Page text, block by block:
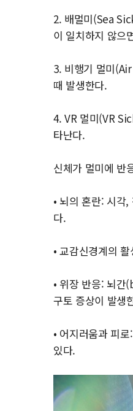
2. 배멀미(Sea
이 일치하지 않으
3. 비행기 멀미
때 발생한다.
4. VR 멀미(VR
타난다.
신체가 멀미에 반
• 뇌의 혼란: 시각
다.
• 교감신경계의
• 위장 반응: 뇌
구토 증상이 발생
• 어지러움과 피
있다.